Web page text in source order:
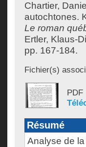
Chartier, Daniel
autochtones.
Le roman
Ertler, Klaus-
pp. 167-184.
Fichier(s)
PDF
Résumé
Analyse de